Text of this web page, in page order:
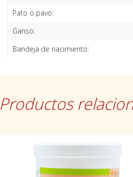
Pato o pavo:
Ganso:
Bandeja de nacimiento:
Productos